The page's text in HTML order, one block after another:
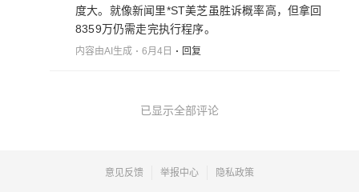
度大。就像新闻里*ST美芝虽胜诉概率高，但拿回
8359万仍需走完执行程序。
内容由AI生成 6月4日 回复
已显示全部评论
意见反馈 举报中心 隐私政策